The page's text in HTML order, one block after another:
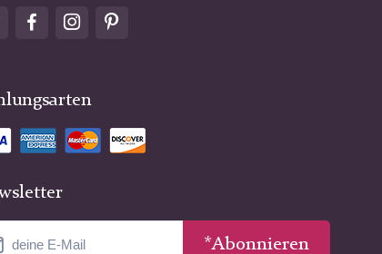
*Abonnieren